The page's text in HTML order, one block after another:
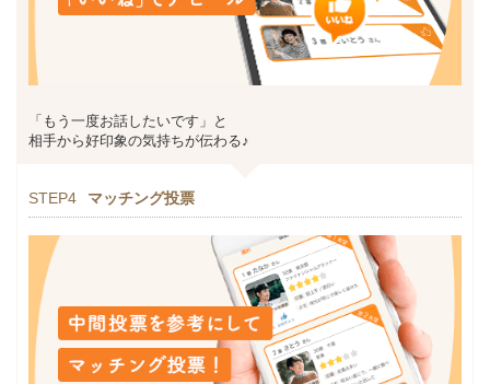
「もう一度お話したいです」と
相手から好印象の気持ちが伝わる♪
STEP4 マッチング投票